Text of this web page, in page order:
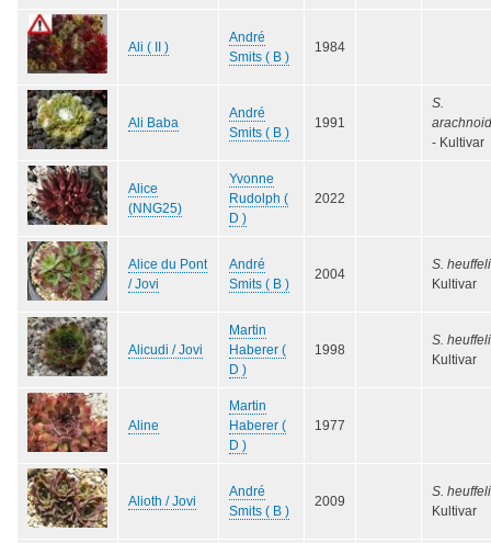
Ali ( II )
André
Smits ( B )
1984
Ali Baba
André
Smits ( B )
1991
S.
- Kultivar
Alice
(NNG25)
Yvonne
Rudolph (
D )
2022
Alice du Pont
/ Jovi
André
Smits ( B )
2004
S.
Kultivar
Alicudi / Jovi
Martin
Haberer (
D )
1998
S.
Kultivar
Aline
Martin
Haberer (
D )
1977
Alioth / Jovi
André
Smits ( B )
2009
S.
Kultivar